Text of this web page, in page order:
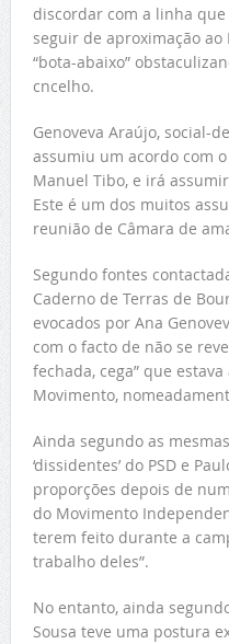
discordar com a linha que
seguir de aproximação ao
“bota-abaixo”
cncelho.
Genoveva Araújo, social-
assumiu um acordo com
Manuel Tibo, e irá
Este é um dos muitos
reunião de Câmara de
Segundo fontes
Caderno de Terras de
evocados por Ana
com o facto de não se
fechada, cega” que
Movimento,
Ainda segundo as
‘dissidentes’ do PSD e
proporções depois de
do Movimento
terem feito durante a
trabalho deles”.
No entanto, ainda
Sousa teve uma postura